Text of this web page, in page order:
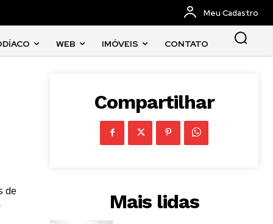
Meu Cadastro
WEB IMÓVEIS CONTATO
de
Compartilhar
Mais lidas